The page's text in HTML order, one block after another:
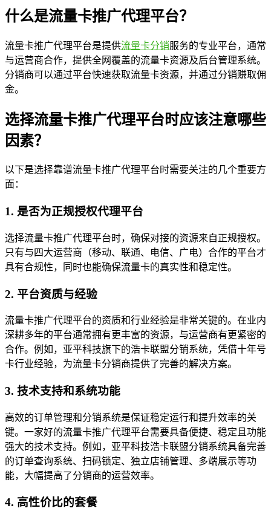
什么是流量卡推广代理平台？
流量卡推广代理平台是提供流量卡分销服务的专业平台，通常
与运营商合作，提供全网覆盖的流量卡资源及后台管理系统。
分销商可以通过平台快速获取流量卡资源，并通过分销赚取佣
金。
选择流量卡推广代理平台时应该注意哪些
因素？
以下是选择靠谱流量卡推广代理平台时需要关注的几个重要方
面：
1. 是否为正规授权代理平台
选择流量卡推广代理平台时，确保对接的资源来自正规授权。
只有与四大运营商（移动、联通、电信、广电）合作的平台才
具有合规性，同时也能确保流量卡的真实性和稳定性。
2. 平台资质与经验
流量卡推广代理平台的资质和行业经验是非常关键的。在业内
深耕多年的平台通常拥有更丰富的资源，与运营商有更紧密的
合作。例如，亚平科技旗下的浩卡联盟分销系统，凭借十年号
卡行业经验，为流量卡分销商提供了完善的解决方案。
3. 技术支持和系统功能
高效的订单管理和分销系统是保证稳定运行和提升效率的关
键。一家好的流量卡推广代理平台需要具备便捷、稳定且功能
强大的技术支持。例如，亚平科技浩卡联盟分销系统具备完善
的订单查询系统、扫码锁定、独立店铺管理、多端展示等功
能，大幅提高了分销商的运营效率。
4. 高性价比的套餐